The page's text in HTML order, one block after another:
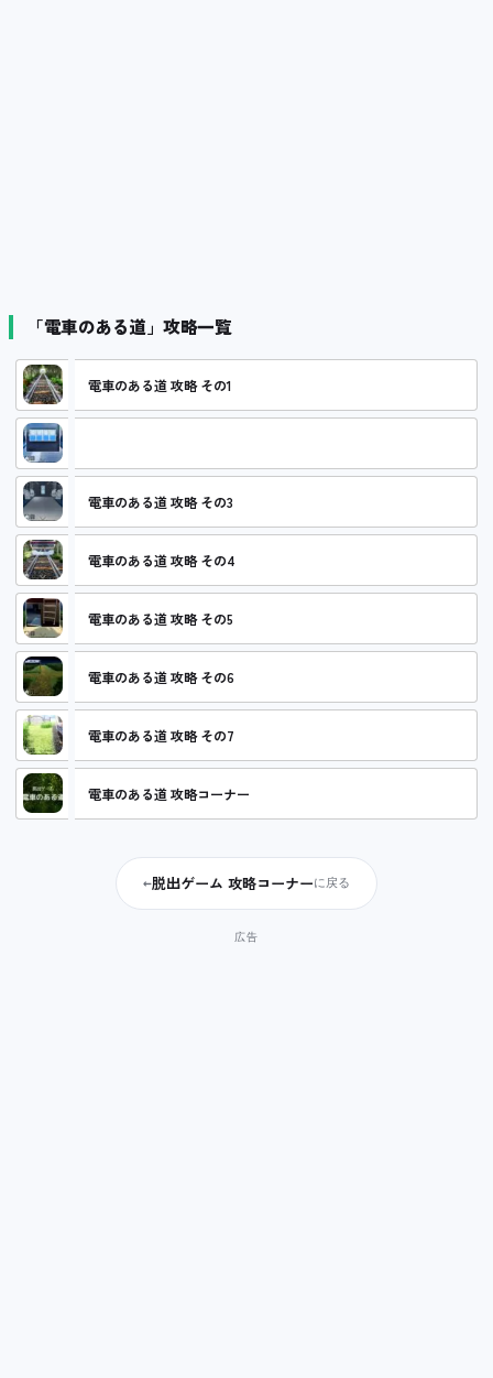
「電車のある道」攻略一覧
電車のある道 攻略 その1
電車のある道 攻略 その3
電車のある道 攻略 その4
電車のある道 攻略 その5
電車のある道 攻略 その6
電車のある道 攻略 その7
電車のある道 攻略コーナー
←脱出ゲーム 攻略コーナーに戻る